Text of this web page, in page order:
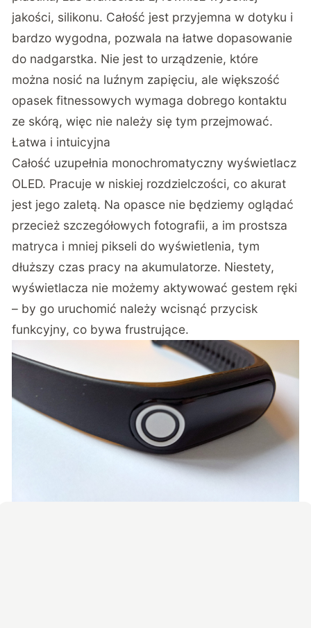
jakości, silikonu. Całość jest przyjemna w dotyku i
bardzo wygodna, pozwala na łatwe dopasowanie
do nadgarstka. Nie jest to urządzenie, które
można nosić na luźnym zapięciu, ale większość
opasek fitnessowych wymaga dobrego kontaktu
ze skórą, więc nie należy się tym przejmować.
Łatwa i intuicyjna
Całość uzupełnia monochromatyczny wyświetlacz
OLED. Pracuje w niskiej rozdzielczości, co akurat
jest jego zaletą. Na opasce nie będziemy oglądać
przecież szczegółowych fotografii, a im prostsza
matryca i mniej pikseli do wyświetlenia, tym
dłuższy czas pracy na akumulatorze. Niestety,
wyświetlacza nie możemy aktywować gestem ręki
– by go uruchomić należy wcisnąć przycisk
funkcyjny, co bywa frustrujące.